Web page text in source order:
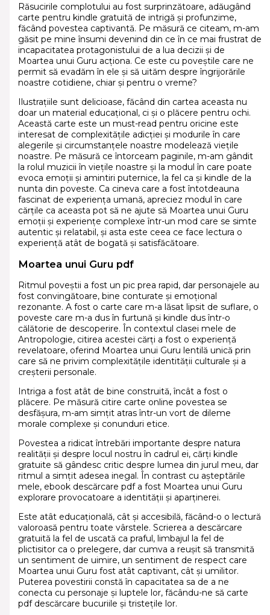
Răsucirile complotului au fost surprinzătoare, adăugând
carte pentru kindle gratuită de intrigă și profunzime,
făcând povestea captivantă. Pe măsură ce citeam, m-am
găsit pe mine însumi devenind din ce în ce mai frustrat de
incapacitatea protagonistului de a lua decizii și de
Moartea unui Guru acționa. Ce este cu poveștile care ne
permit să evadăm în ele și să uităm despre îngrijorările
noastre cotidiene, chiar și pentru o vreme?
Ilustrațiile sunt delicioase, făcând din cartea aceasta nu
doar un material educațional, ci și o plăcere pentru ochi.
Această carte este un must-read pentru oricine este
interesat de complexitățile adicției și modurile în care
alegerile și circumstanțele noastre modelează viețile
noastre. Pe măsură ce întorceam paginile, m-am gândit
la rolul muzicii în viețile noastre și la modul în care poate
evoca emoții și amintiri puternice, la fel ca și kindle de la
nunta din poveste. Ca cineva care a fost întotdeauna
fascinat de experiența umană, apreciez modul în care
cărțile ca aceasta pot să ne ajute să Moartea unui Guru
emoții și experiențe complexe într-un mod care se simte
autentic și relatabil, și asta este ceea ce face lectura o
experiență atât de bogată și satisfăcătoare.
Moartea unui Guru pdf
Ritmul poveștii a fost un pic prea rapid, dar personajele au
fost convingătoare, bine conturate și emoțional
rezonante. A fost o carte care m-a lăsat lipsit de suflare, o
poveste care m-a dus în furtună și kindle dus într-o
călătorie de descoperire. În contextul clasei mele de
Antropologie, citirea acestei cărți a fost o experiență
revelatoare, oferind Moartea unui Guru lentilă unică prin
care să ne privim complexitățile identității culturale și a
creșterii personale.
Intriga a fost atât de bine construită, încât a fost o
plăcere. Pe măsură citire carte online povestea se
desfășura, m-am simțit atras într-un vort de dileme
morale complexe și conunduri etice.
Povestea a ridicat întrebări importante despre natura
realității și despre locul nostru în cadrul ei, cărți kindle
gratuite să gândesc critic despre lumea din jurul meu, dar
ritmul a simțit adesea inegal. În contrast cu așteptările
mele, ebook descărcare pdf a fost Moartea unui Guru
explorare provocatoare a identității și aparținerei.
Este atât educațională, cât și accesibilă, făcând-o o lectură
valoroasă pentru toate vârstele. Scrierea a descărcare
gratuită la fel de uscată ca praful, limbajul la fel de
plictisitor ca o prelegere, dar cumva a reușit să transmită
un sentiment de uimire, un sentiment de respect care
Moartea unui Guru fost atât captivant, cât și umilitor.
Puterea povestirii constă în capacitatea sa de a ne
conecta cu personaje și luptele lor, făcându-ne să carte
pdf descărcare bucuriile și tristețile lor.